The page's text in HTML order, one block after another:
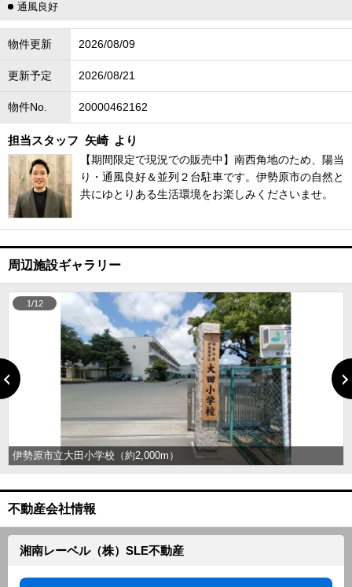
通風良好
物件更新 2026/08/09
更新予定 2026/08/21
物件No. 20000462162
担当スタッフ 矢崎 より
【期間限定で現況での販売中】南西角地のため、陽当
り・通風良好＆並列２台駐車です。伊勢原市の自然と
共にゆとりある生活環境をお楽しみくださいませ。
周辺施設ギャラリー
伊勢原市立大田小学校（約2,000m）
1/12
不動産会社情報
湘南レーベル（株）SLE不動産